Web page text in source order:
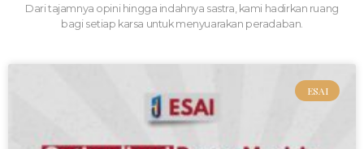
Dari tajamnya opini hingga indahnya sastra, kami hadirkan ruang
bagi setiap karsa untuk menyuarakan peradaban.
ESAI